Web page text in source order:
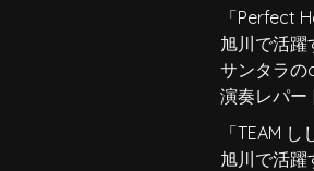
「Perfect
旭川で活躍
サンタラ
演奏レパー
「TEAM し
旭川で活躍